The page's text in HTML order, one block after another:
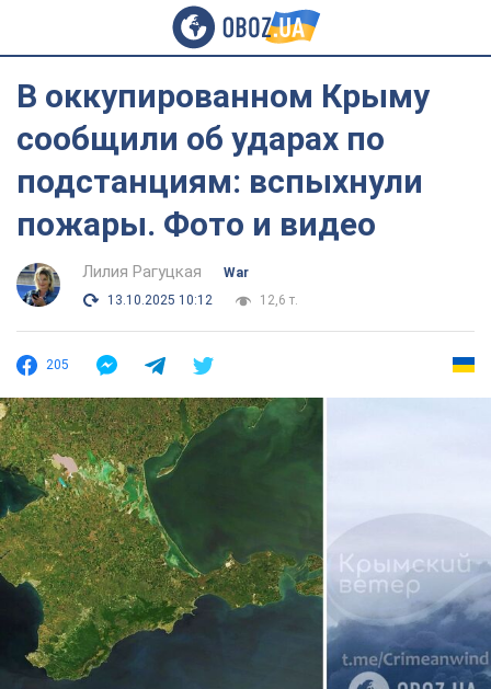
В оккупированном Крыму
сообщили об ударах по
подстанциям: вспыхнули
пожары. Фото и видео
Лилия Рагуцкая
War
13.10.2025 10:12
12,6 т.
205